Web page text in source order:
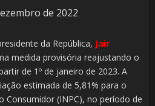
de 2022
da República, Jair
medida provisória reajustando o
de 1º de janeiro de 2023. A
estimada de 5,81% para o
Consumidor (INPC), no período de